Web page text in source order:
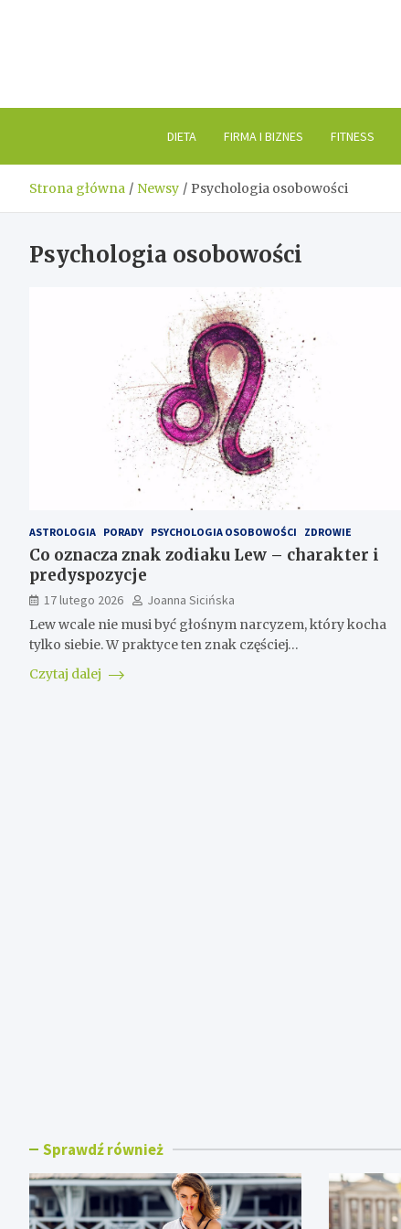
DIETA FIRMA I BIZNES FITNESS
Strona główna Newsy Psychologia osobowości
Psychologia osobowości
ASTROLOGIA PORADY PSYCHOLOGIA OSOBOWOŚCI ZDROWIE
Co oznacza znak zodiaku Lew – charakter i
predyspozycje
17 lutego 2026
Joanna Sicińska
Lew wcale nie musi być głośnym narcyzem, który kocha
tylko siebie. W praktyce ten znak częściej…
Czytaj dalej
Sprawdź również